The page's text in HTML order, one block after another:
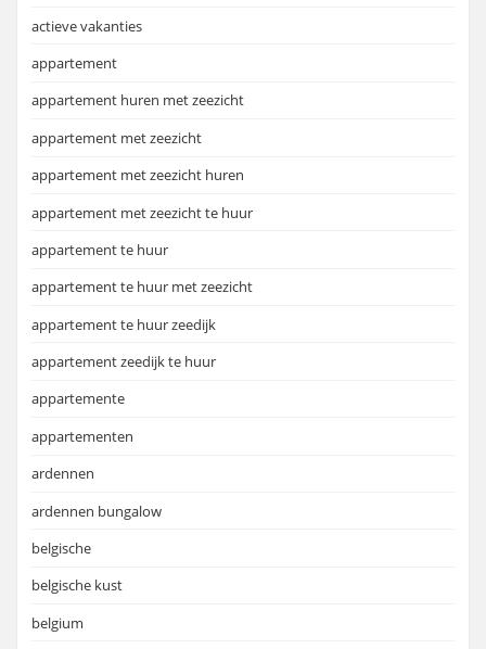
actieve vakanties
appartement
appartement huren met zeezicht
appartement met zeezicht
appartement met zeezicht huren
appartement met zeezicht te huur
appartement te huur
appartement te huur met zeezicht
appartement te huur zeedijk
appartement zeedijk te huur
appartemente
appartementen
ardennen
ardennen bungalow
belgische
belgische kust
belgium